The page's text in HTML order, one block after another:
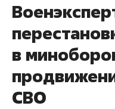
в
СВО